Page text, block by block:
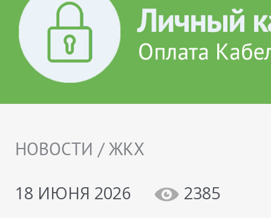
НОВОСТИ / ЖКХ
18 ИЮНЯ 2026
2385